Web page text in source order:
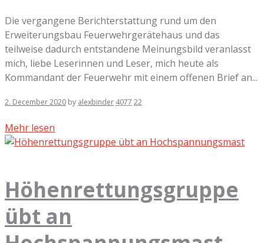
Die vergangene Berichterstattung rund um den
Erweiterungsbau Feuerwehrgerätehaus und das
teilweise dadurch entstandene Meinungsbild veranlasst
mich, liebe Leserinnen und Leser, mich heute als
Kommandant der Feuerwehr mit einem offenen Brief an...
2. December 2020 by alexbinder 4077 22
Mehr lesen
Höhenrettungsgruppe
übt an